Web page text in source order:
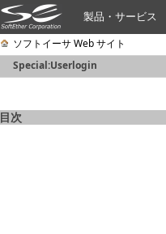
製品・サービス
ソフトイーサ Web サイト
Special:Userlogin
目次